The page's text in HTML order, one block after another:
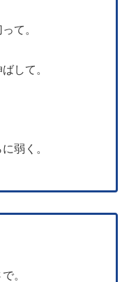
て。
して。
弱く。
。